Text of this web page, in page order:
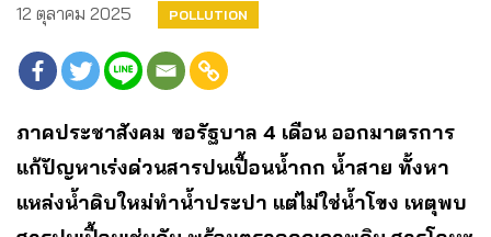
12 ตุลาคม 2025 POLLUTION
ภาคประชาสังคม ขอรัฐบาล 4 เดือน ออกมาตรการ
แก้ปัญหาเร่งด่วนสารปนเปื้อนน้ำกก น้ำสาย ทั้งหา
แหล่งน้ำดิบใหม่ทำน้ำประปา แต่ไม่ใช่น้ำโขง เหตุพบ